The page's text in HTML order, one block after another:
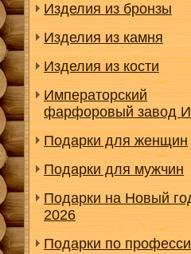
Изделия из бронзы
Изделия из камня
Изделия из кости
Императорский
фарфоровый завод
Подарки для женщин
Подарки для мужчин
Подарки на Новый
2026
Подарки по